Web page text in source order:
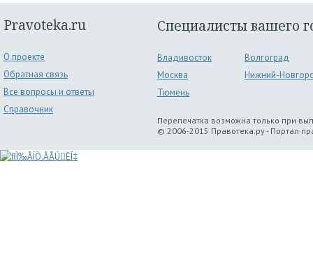
Pravoteka.ru
О проекте
Обратная связь
Все вопросы и ответы
Справочник
Специалисты вашего
Владивосток
Волгоград
Москва
Нижний-
Тюмень
Перепечатка возможна только при
© 2006-2015 Правотека.ру - Портал